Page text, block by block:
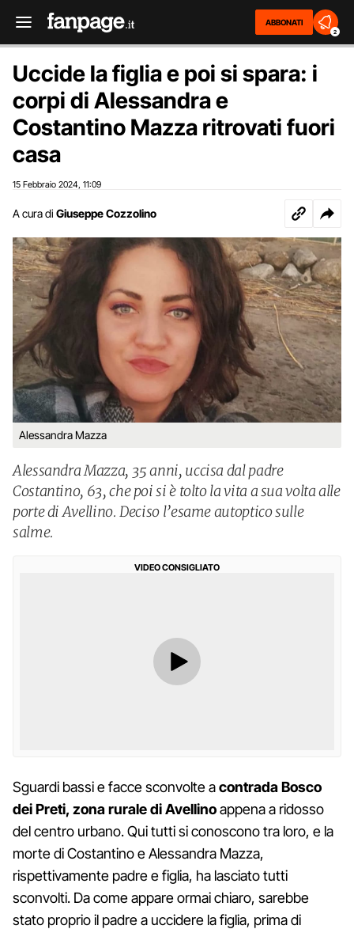
ABBONATI
2
Uccide la figlia e poi si spara: i
corpi di Alessandra e
Costantino Mazza ritrovati fuori
casa
15 Febbraio 2024 11:09
A cura di Giuseppe Cozzolino
Alessandra Mazza
Alessandra Mazza, 35 anni, uccisa dal padre
Costantino, 63, che poi si è tolto la vita a sua volta alle
porte di Avellino. Deciso l’esame autoptico sulle
salme.
VIDEO CONSIGLIATO
Sguardi bassi e facce sconvolte acontrada Bosco
dei Preti, zona rurale di Avellinoappena a ridosso
del centro urbano. Qui tutti si conoscono tra loro, e la
morte di Costantino e Alessandra Mazza,
rispettivamente padre e figlia, ha lasciato tutti
sconvolti. Da come appare ormai chiaro, sarebbe
stato proprio il padre a uccidere la figlia, prima di